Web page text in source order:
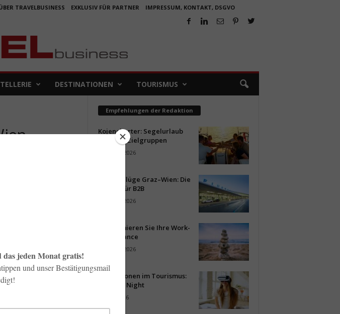
TRAVELBUSINESS EXKLUSIV FÜR PARTNER IMPRESSUM, KONTAKT, DSGVO
DESTINATIONEN TOURISMUS
fand heuer zum
ihre neuesten
und
initiiert. In der
Empfehlungen der Redaktion
Kojencharter: Segelurlaub
für neue Zielgruppen
5. August 2026
Aus für Flüge Graz–Wien: Die
Folgen für B2B
4. August 2026
So optimieren Sie Ihre Work-
Life-Balance
3. August 2026
Innovationen im Tourismus:
Start-up Night
31. Juli 2026